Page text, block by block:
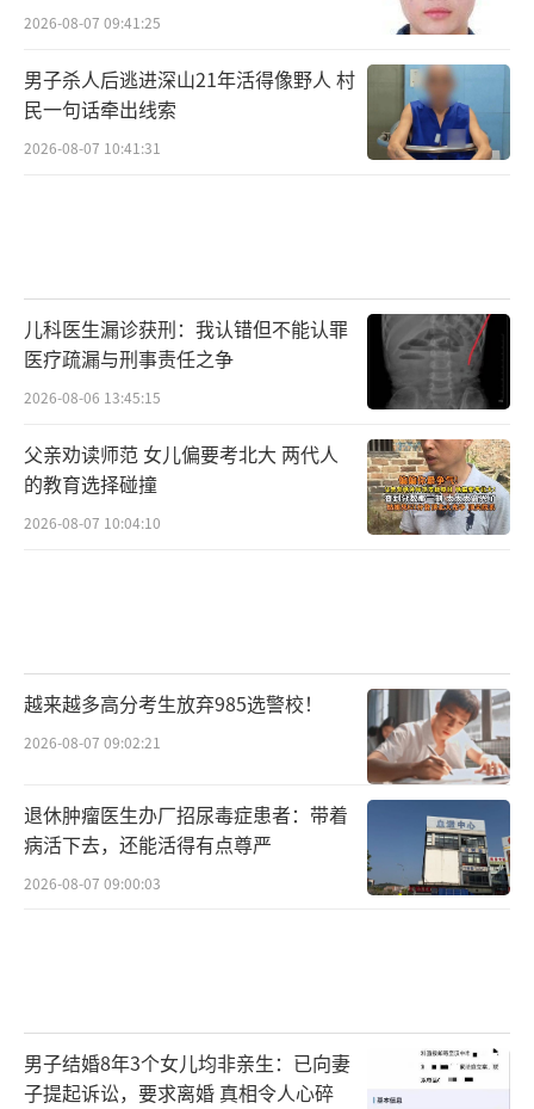
2026-08-07 09:41:25
男子杀人后逃进深山21年活得像野人 村
民一句话牵出线索
2026-08-07 10:41:31
儿科医生漏诊获刑：我认错但不能认罪
医疗疏漏与刑事责任之争
2026-08-06 13:45:15
父亲劝读师范 女儿偏要考北大 两代人
的教育选择碰撞
2026-08-07 10:04:10
越来越多高分考生放弃985选警校！
2026-08-07 09:02:21
退休肿瘤医生办厂招尿毒症患者：带着
病活下去，还能活得有点尊严
2026-08-07 09:00:03
男子结婚8年3个女儿均非亲生：已向妻
子提起诉讼，要求离婚 真相令人心碎